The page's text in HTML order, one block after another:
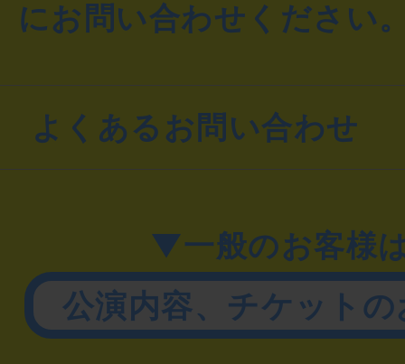
にお問い合わせください
よくあるお問い合わせ
▼一般のお客様
公演内容、チケット